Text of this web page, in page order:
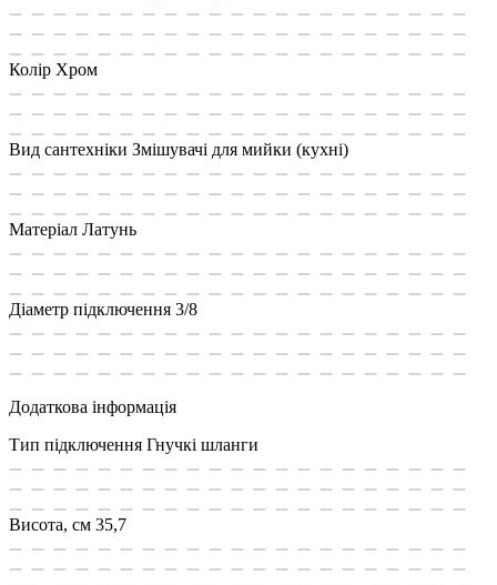
Колір Хром
Вид сантехніки Змішувачі для мийки (кухні)
Матеріал Латунь
Діаметр підключення 3/8
Додаткова інформація
Тип підключення Гнучкі шланги
Висота, см 35,7